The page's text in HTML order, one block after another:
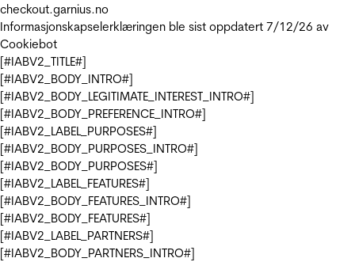
checkout.garnius.no
Informasjonskapselerklæringen ble sist oppdatert 7/12/26 av
Cookiebot
[#IABV2_TITLE#]
[#IABV2_BODY_INTRO#]
[#IABV2_BODY_LEGITIMATE_INTEREST_INTRO#]
[#IABV2_BODY_PREFERENCE_INTRO#]
[#IABV2_LABEL_PURPOSES#]
[#IABV2_BODY_PURPOSES_INTRO#]
[#IABV2_BODY_PURPOSES#]
[#IABV2_LABEL_FEATURES#]
[#IABV2_BODY_FEATURES_INTRO#]
[#IABV2_BODY_FEATURES#]
[#IABV2_LABEL_PARTNERS#]
[#IABV2_BODY_PARTNERS_INTRO#]